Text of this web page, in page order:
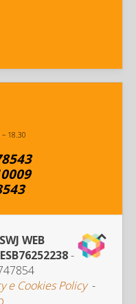
18.30
SWJ WEB
-
e Cookies Policy-